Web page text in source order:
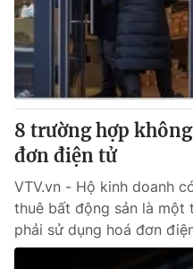
8 trường hợp
đơn điện tử
VTV.vn - Hộ kinh doanh
thuê bất động sản là
phải sử dụng hoá đơn